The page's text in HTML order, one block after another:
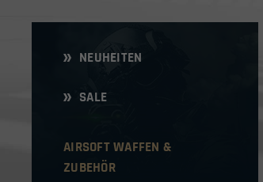
NEUHEITEN
SALE
AIRSOFT WAFFEN &
ZUBEHÖR